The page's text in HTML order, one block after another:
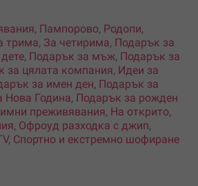
, Пампорово, Родопи,
трима, За четирима, Подарък за
, Подарък за мъж, Подарък за
за цялата компания, Идеи за
за имен ден, Подарък за
Нова Година, Подарък за рожден
преживявания, На открито,
, Офроуд разходка с джип,
, Спортно и екстремно шофиране